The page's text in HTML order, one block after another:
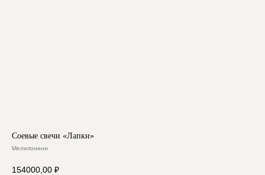
Соевые свечи «Лапки»
Мелипонини
154000,00 ₽